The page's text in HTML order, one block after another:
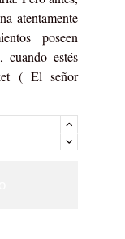
atentamente
poseen
cuando estés
( El señor